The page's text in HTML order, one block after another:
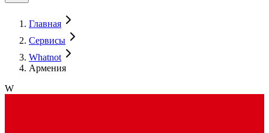
Главная
Сервисы
Whatnot
Армения
W